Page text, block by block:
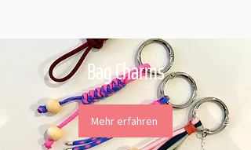
Bag Charms
Mehr erfahren